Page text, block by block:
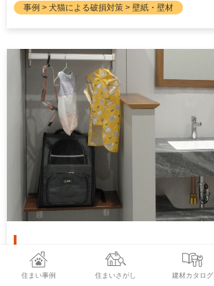
事例 > 犬猫による破損対策 > 壁紙・壁材
セラールウイルテクトPlus
住まい事例 住まいさがし 建材カタログ